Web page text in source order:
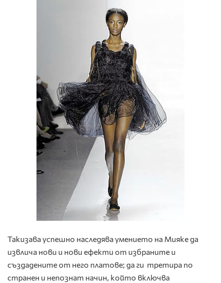
Такизава успешно наследява умението на Мияке да
извлича нови и нови ефекти от избраните и
създадените от него платове; да ги третира по
странен и непознат начин, който включва